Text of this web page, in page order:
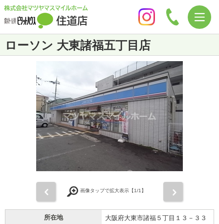
ローソン 大東諸福五丁目店
画像タップで拡大表示【1/1】
所在地 大阪府大東市諸福５丁目１３－３３